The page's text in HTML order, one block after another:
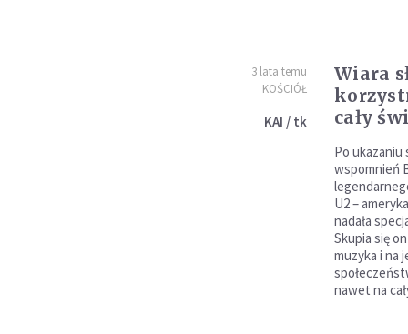
3 lata temu
KOŚCIÓŁ
KAI / tk
Wiara
cały
Po
wspomnień
U2 –
nadała
Skupia się
muzyka i na
nawet na